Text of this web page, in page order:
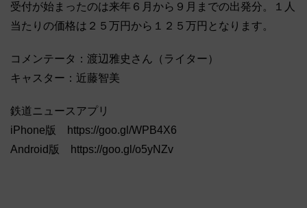
受付が始まったのは来年６月から９月までの出発分。１人
当たりの価格は２５万円から１２５万円となります。
コメンテータ：渡辺雅史さん（ライター）
キャスター：近藤智美
鉄道ニュースアプリ
iPhone版 https://goo.gl/WPB4X6
Android版 https://goo.gl/o5yNZv